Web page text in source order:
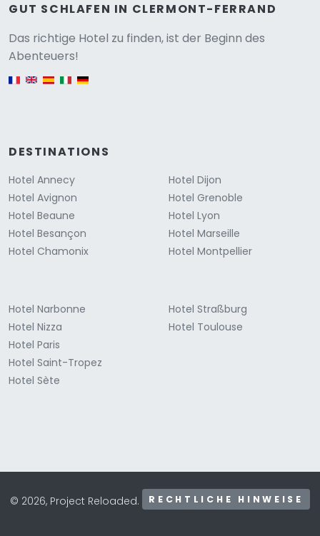
GUT SCHLAFEN IN CLERMONT-FERRAND
Das richtige Hotel zu finden, ist der Beginn des
Abenteuers!
English version
DESTINATIONS
Hotel Annecy
Hotel Avignon
Hotel Beaune
Hotel Besançon
Hotel Chamonix
Hotel Dijon
Hotel Grenoble
Hotel Lyon
Hotel Marseille
Hotel Montpellier
Hotel Narbonne
Hotel Nizza
Hotel Paris
Hotel Saint-Tropez
Hotel Sète
Hotel Straßburg
Hotel Toulouse
© 2026, Project Reloaded. RECHTLICHE HINWEISE